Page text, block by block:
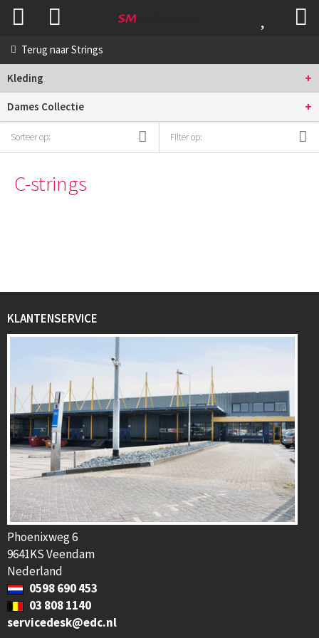
Terug naarStrings
Kleding +
Dames Collectie +
Sorteer op: Filter op:
C-strings
KLANTENSERVICE
Phoenixweg 6
9641KS Veendam
Nederland
0598 690 453
03 808 1140
servicedesk@edc.nl